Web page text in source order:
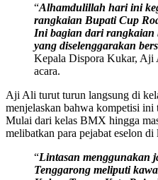
“Alhamdulillah hari ini
rangkaian Bupati Cup
Ini bagian dari rangkaian
yang diselenggarakan
Kepala Dispora Kukar, Aji
acara.
Aji Ali turut turun langsung di
menjelaskan bahwa kompetisi ini
Mulai dari kelas BMX hingga
melibatkan para pejabat eselon
“Lintasan menggunakan
Tenggarong meliputi